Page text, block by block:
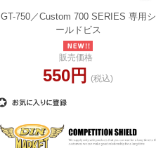
GT-750／Custom 700 SERIES 専用シ
ールドビス
販売価格
550円 (税込)